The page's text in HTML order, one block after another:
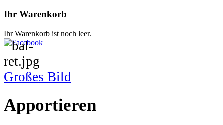
Ihr Warenkorb
Ihr Warenkorb ist noch leer.
Großes Bild
Apportieren